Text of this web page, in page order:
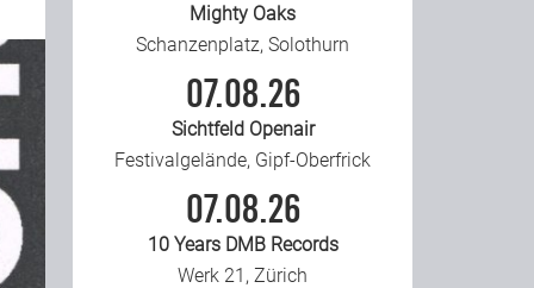
Mighty Oaks
Schanzenplatz, Solothurn
07.08.26
Sichtfeld Openair
Festivalgelände, Gipf-Oberfrick
07.08.26
10 Years DMB Records
Werk 21, Zürich